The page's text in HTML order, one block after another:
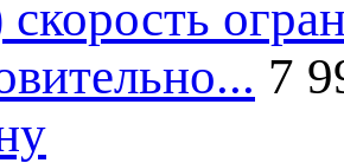
скорость
7